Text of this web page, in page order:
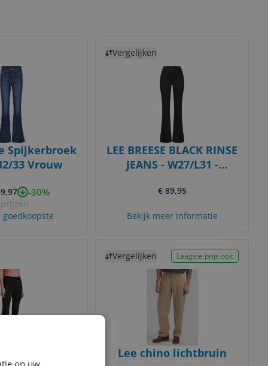
Spijkerbroek
33 Vrouw
-30%
goedkoopste
Vergelijken
LEE BREESE BLACK RINSE
JEANS - W27/L31 -
€ 89,95
Bekijk meer informatie
Vergelijken Laagste prijs ooit
Lee chino lichtbruin
op uw